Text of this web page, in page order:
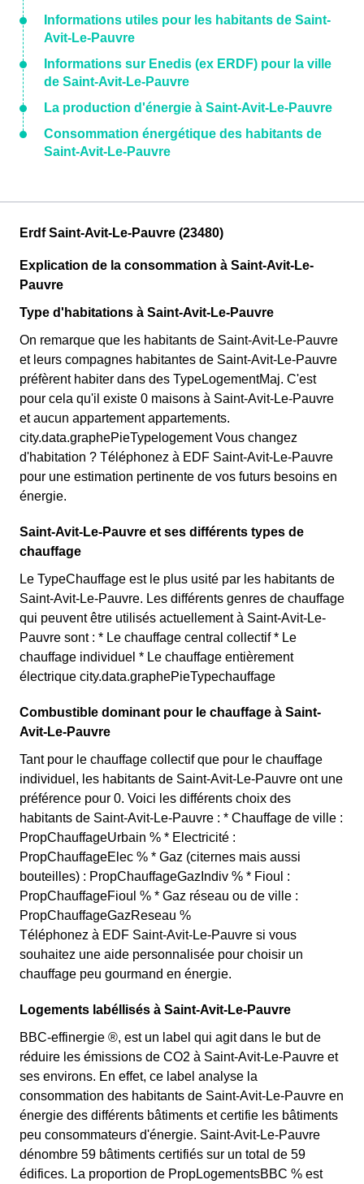
Informations utiles pour les habitants de Saint-
Avit-Le-Pauvre
Informations sur Enedis (ex ERDF) pour la ville
de Saint-Avit-Le-Pauvre
La production d'énergie à Saint-Avit-Le-Pauvre
Consommation énergétique des habitants de
Saint-Avit-Le-Pauvre
Erdf Saint-Avit-Le-Pauvre (23480)
Explication de la consommation à Saint-Avit-Le-
Pauvre
Type d'habitations à Saint-Avit-Le-Pauvre
On remarque que les habitants de Saint-Avit-Le-Pauvre
et leurs compagnes habitantes de Saint-Avit-Le-Pauvre
préfèrent habiter dans des TypeLogementMaj. C'est
pour cela qu'il existe 0 maisons à Saint-Avit-Le-Pauvre
et aucun appartement appartements.
city.data.graphePieTypelogement Vous changez
d'habitation ? Téléphonez à EDF Saint-Avit-Le-Pauvre
pour une estimation pertinente de vos futurs besoins en
énergie.
Saint-Avit-Le-Pauvre et ses différents types de
chauffage
Le TypeChauffage est le plus usité par les habitants de
Saint-Avit-Le-Pauvre. Les différents genres de chauffage
qui peuvent être utilisés actuellement à Saint-Avit-Le-
Pauvre sont : * Le chauffage central collectif * Le
chauffage individuel * Le chauffage entièrement
électrique city.data.graphePieTypechauffage
Combustible dominant pour le chauffage à Saint-
Avit-Le-Pauvre
Tant pour le chauffage collectif que pour le chauffage
individuel, les habitants de Saint-Avit-Le-Pauvre ont une
préférence pour 0. Voici les différents choix des
habitants de Saint-Avit-Le-Pauvre : * Chauffage de ville :
PropChauffageUrbain % * Electricité :
PropChauffageElec % * Gaz (citernes mais aussi
bouteilles) : PropChauffageGazIndiv % * Fioul :
PropChauffageFioul % * Gaz réseau ou de ville :
PropChauffageGazReseau %
Téléphonez à EDF Saint-Avit-Le-Pauvre si vous
souhaitez une aide personnalisée pour choisir un
chauffage peu gourmand en énergie.
Logements labéllisés à Saint-Avit-Le-Pauvre
BBC-effinergie ®, est un label qui agit dans le but de
réduire les émissions de CO2 à Saint-Avit-Le-Pauvre et
ses environs. En effet, ce label analyse la
consommation des habitants de Saint-Avit-Le-Pauvre en
énergie des différents bâtiments et certifie les bâtiments
peu consommateurs d'énergie. Saint-Avit-Le-Pauvre
dénombre 59 bâtiments certifiés sur un total de 59
édifices. La proportion de PropLogementsBBC % est